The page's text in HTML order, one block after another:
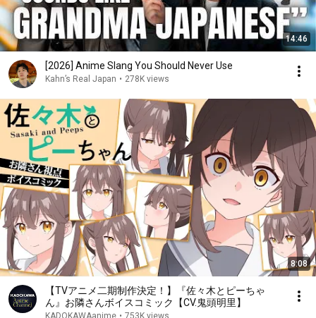
14:46
[2026] Anime Slang You Should Never Use
Kahn’s Real Japan • 278K views
8:08
【TVアニメ二期制作決定！】『佐々木とピーちゃ
ん』お隣さんボイスコミック【CV.鬼頭明里】
KADOKAWAanime • 753K views